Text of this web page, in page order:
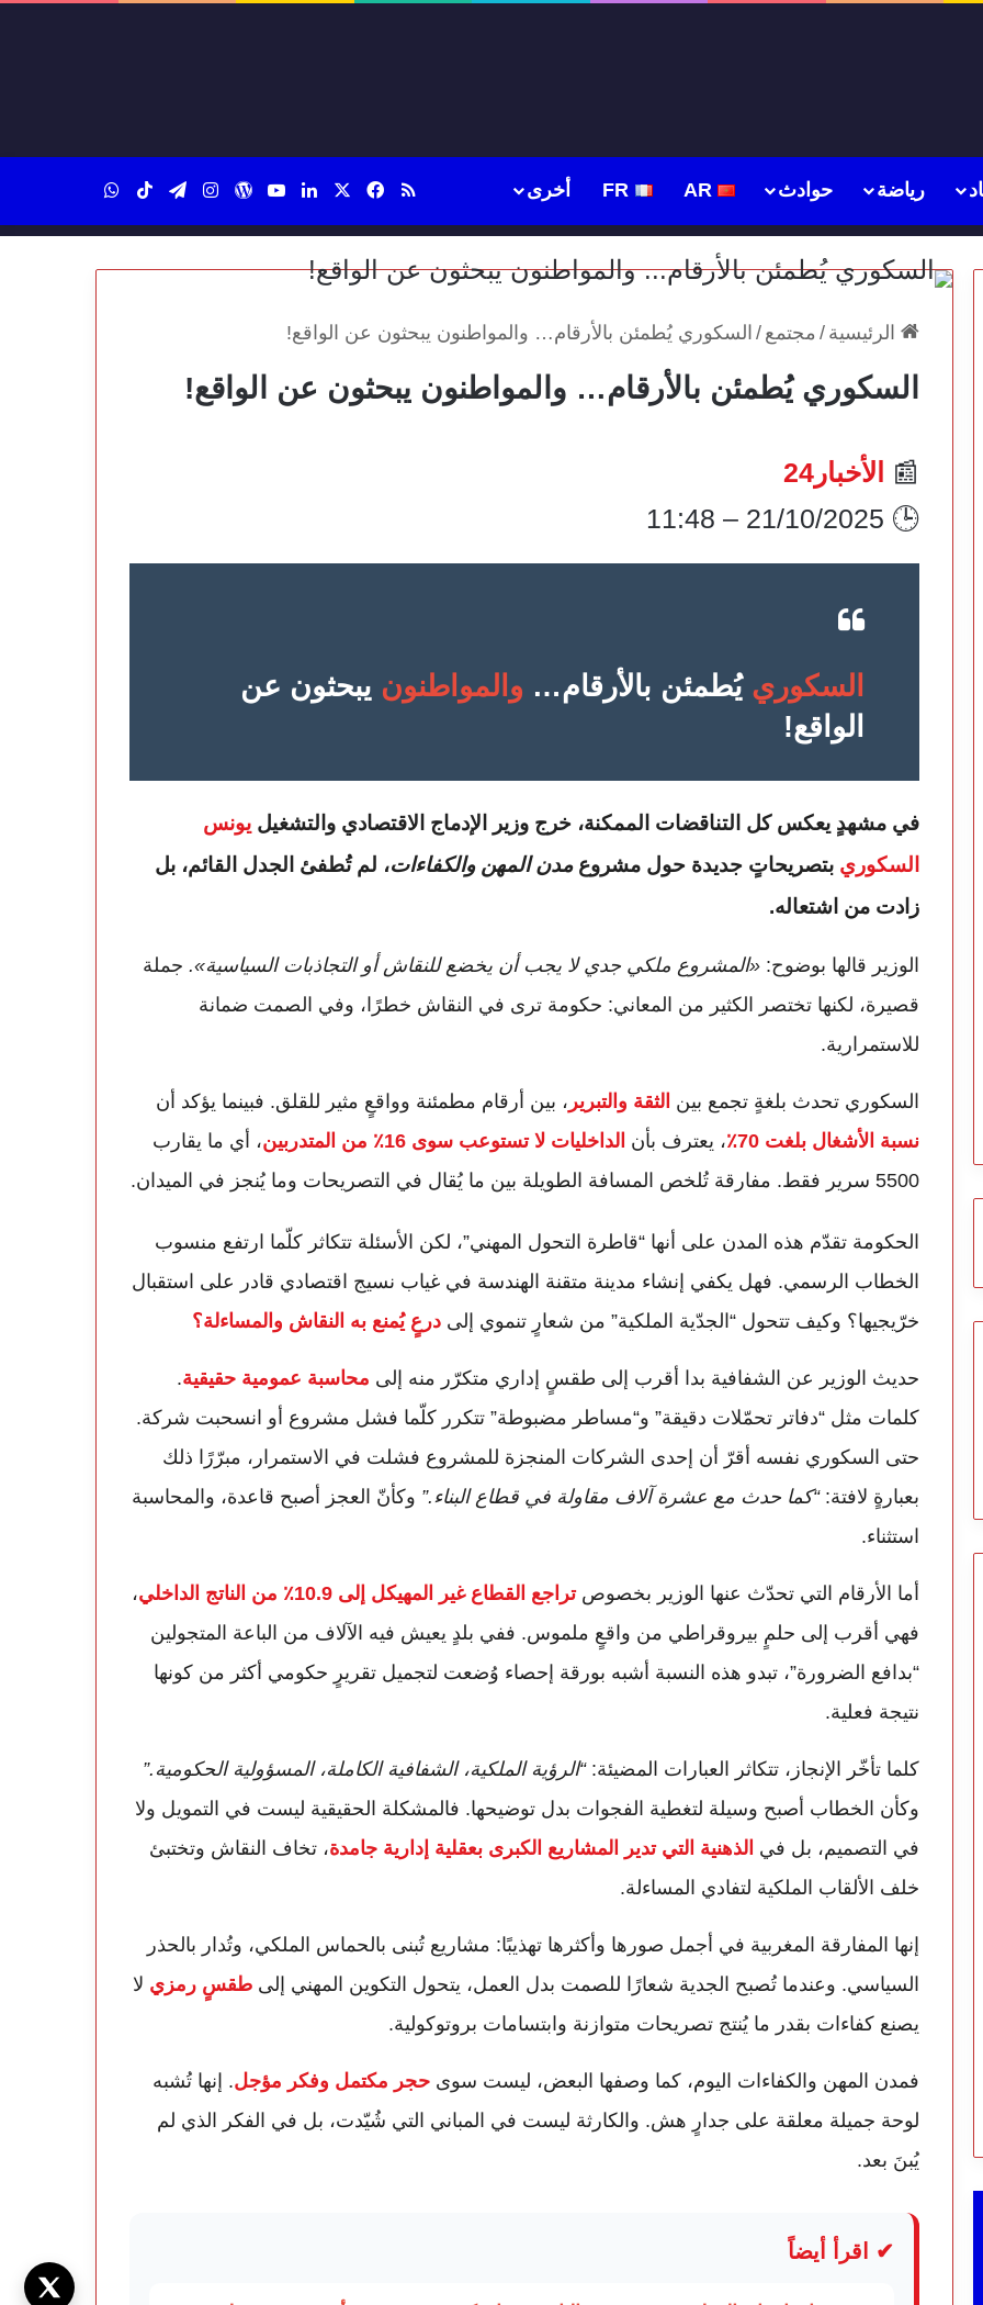
رياضة حوادث AR
FR أخرى ملخص الموقع RSS
فيسبوك لينكدإن‫YouTube
‫WordPress
انستقرام
تيلقرام‫TikTokواتساب
الرئيسية / مجتمع / السكوري يُطمئن بالأرقام… والمواطنون يبحثون عن الواقع!
السكوري يُطمئن بالأرقام… والمواطنون يبحثون عن الواقع!
📰
الأخبار24
🕒 21/10/2025 – 11:48
السكوري يُطمئن بالأرقام… والمواطنون يبحثون عن
الواقع!
في مشهدٍ يعكس كل التناقضات الممكنة، خرج وزير الإدماج الاقتصادي والتشغيل يونس
السكوري بتصريحاتٍ جديدة حول مشروعمدن المهن والكفاءات، لم تُطفئ الجدل القائم، بل
زادت من اشتعاله.
الوزير قالها بوضوح: «المشروع ملكي جدي لا يجب أن يخضع للنقاش أو التجاذبات السياسية». جملة
قصيرة، لكنها تختصر الكثير من المعاني: حكومة ترى في النقاش خطرًا، وفي الصمت ضمانة
للاستمرارية.
السكوري تحدث بلغةٍ تجمع بين الثقة والتبرير ، بين أرقام مطمئنة وواقعٍ مثير للقلق. فبينما يؤكد أن
نسبة الأشغال بلغت 70٪
، يعترف بأن الداخليات لا تستوعب سوى 16٪ من المتدربين
، أي ما يقارب
5500 سرير فقط. مفارقة تُلخص المسافة الطويلة بين ما يُقال في التصريحات وما يُنجز في الميدان.
الحكومة تقدّم هذه المدن على أنها “قاطرة التحول المهني”، لكن الأسئلة تتكاثر كلّما ارتفع منسوب
الخطاب الرسمي. فهل يكفي إنشاء مدينة متقنة الهندسة في غياب نسيج اقتصادي قادر على استقبال
خرّيجيها؟ وكيف تتحول “الجدّية الملكية” من شعارٍ تنموي إلى درعٍ يُمنع به النقاش والمساءلة؟
حديث الوزير عن الشفافية بدا أقرب إلى طقسٍ إداري متكرّر منه إلى محاسبة عمومية حقيقية.
كلمات مثل “دفاتر تحمّلات دقيقة” و“مساطر مضبوطة” تتكرر كلّما فشل مشروع أو انسحبت شركة.
حتى السكوري نفسه أقرّ أن إحدى الشركات المنجزة للمشروع فشلت في الاستمرار، مبرّرًا ذلك
بعبارةٍ لافتة:“كما حدث مع عشرة آلاف مقاولة في قطاع البناء.” وكأنّ العجز أصبح قاعدة، والمحاسبة
استثناء.
أما الأرقام التي تحدّث عنها الوزير بخصوصتراجع القطاع غير المهيكل إلى 10.9٪ من الناتج الداخلي
،
فهي أقرب إلى حلمٍ بيروقراطي من واقعٍ ملموس. ففي بلدٍ يعيش فيه الآلاف من الباعة المتجولين
“بدافع الضرورة”، تبدو هذه النسبة أشبه بورقة إحصاء وُضعت لتجميل تقريرٍ حكومي أكثر من كونها
نتيجة فعلية.
كلما تأخّر الإنجاز، تتكاثر العبارات المضيئة:“الرؤية الملكية، الشفافية الكاملة، المسؤولية الحكومية.”
وكأن الخطاب أصبح وسيلة لتغطية الفجوات بدل توضيحها. فالمشكلة الحقيقية ليست في التمويل ولا
في التصميم، بل في الذهنية التي تدير المشاريع الكبرى بعقلية إدارية جامدة، تخاف النقاش وتختبئ
خلف الألقاب الملكية لتفادي المساءلة.
إنها المفارقة المغربية في أجمل صورها وأكثرها تهذيبًا: مشاريع تُبنى بالحماس الملكي، وتُدار بالحذر
السياسي. وعندما تُصبح الجدية شعارًا للصمت بدل العمل، يتحول التكوين المهني إلى طقسٍ رمزي لا
يصنع كفاءات بقدر ما يُنتج تصريحات متوازنة وابتسامات بروتوكولية.
فمدن المهن والكفاءات اليوم، كما وصفها البعض، ليست سوى حجر مكتمل وفكر مؤجل. إنها تُشبه
لوحة جميلة معلقة على جدارٍ هش. والكارثة ليست في المباني التي شُيّدت، بل في الفكر الذي لم
يُبنَ بعد.
✔ اقرأ أيضاً